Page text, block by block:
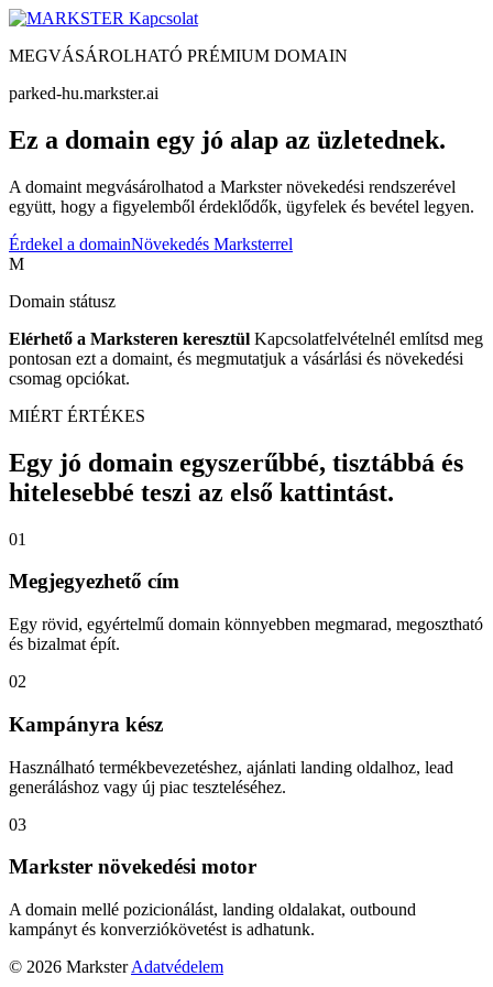
Kapcsolat
MEGVÁSÁROLHATÓ PRÉMIUM DOMAIN
parked-hu.markster.ai
Ez a domain egy jó alap az üzletednek.
A domaint megvásárolhatod a Markster növekedési rendszerével
együtt, hogy a figyelemből érdeklődők, ügyfelek és bevétel legyen.
Érdekel a domainNövekedés Marksterrel
M
Domain státusz
Elérhető a Marksteren keresztül Kapcsolatfelvételnél említsd meg
pontosan ezt a domaint, és megmutatjuk a vásárlási és növekedési
csomag opciókat.
MIÉRT ÉRTÉKES
Egy jó domain egyszerűbbé, tisztábbá és
hitelesebbé teszi az első kattintást.
01
Megjegyezhető cím
Egy rövid, egyértelmű domain könnyebben megmarad, megosztható
és bizalmat épít.
02
Kampányra kész
Használható termékbevezetéshez, ajánlati landing oldalhoz, lead
generáláshoz vagy új piac teszteléséhez.
03
Markster növekedési motor
A domain mellé pozicionálást, landing oldalakat, outbound
kampányt és konverziókövetést is adhatunk.
© 2026 Markster Adatvédelem